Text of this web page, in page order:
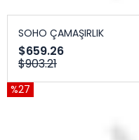
SOHO ÇAMAŞIRLIK
$659.26
$903.21
%27